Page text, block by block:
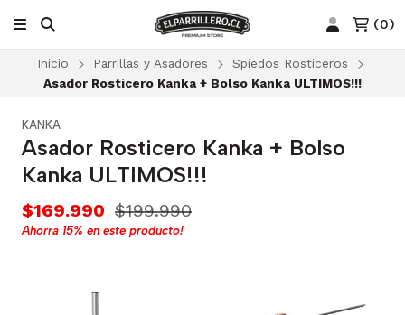
(0)
Inicio Parrillas y Asadores
Spiedos Rosticeros
Asador Rosticero Kanka + Bolso Kanka ULTIMOS!!!
KANKA
Asador Rosticero Kanka + Bolso
Kanka ULTIMOS!!!
$169.990 $199.990
Ahorra 15% en este producto!